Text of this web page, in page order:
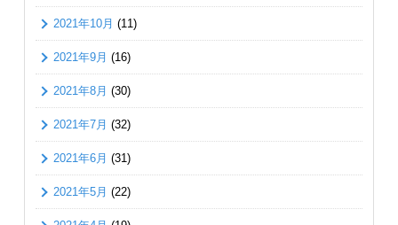
2021年10月 (11)
2021年9月 (16)
2021年8月 (30)
2021年7月 (32)
2021年6月 (31)
2021年5月 (22)